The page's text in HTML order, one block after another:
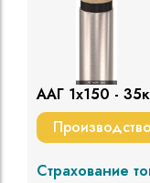
ААГ 1х150 -
Страхование